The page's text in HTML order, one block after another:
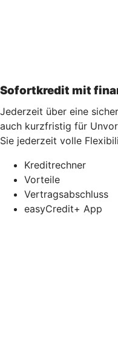
Sofortkredit mit
Jederzeit über eine
auch kurzfristig für
Sie jederzeit volle
Kreditrechner
Vorteile
Vertragsabschluss
easyCredit+ App